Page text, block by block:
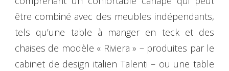
être combiné avec des meubles indépendants,
tels qu’une table à manger en teck et des
chaises de modèle « Riviera » – produites par le
cabinet de design italien Talenti – ou une table